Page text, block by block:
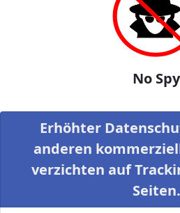
No Spy
Erhöhter
anderen
verzichten auf
Seiten.